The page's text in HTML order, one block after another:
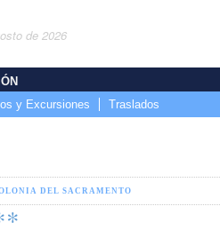
de 2026
y Excursiones Traslados
DEL SACRAMENTO